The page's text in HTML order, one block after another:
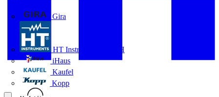
Gira
HT Instruments GmbH
iHaus
Kaufel
Kopp